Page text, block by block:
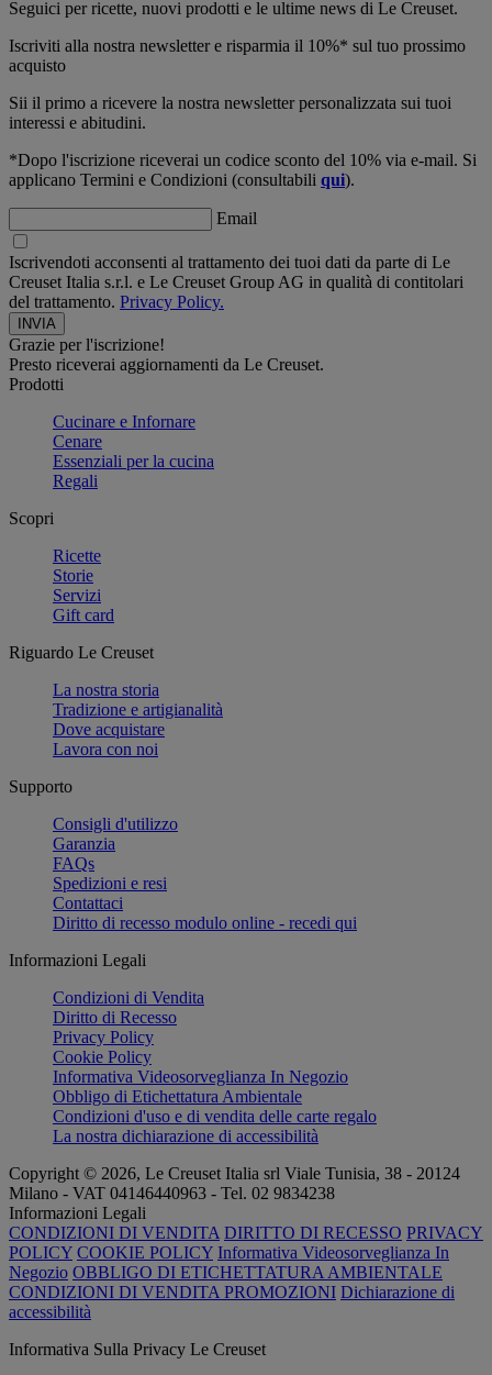
Seguici per ricette, nuovi prodotti e le ultime news di Le Creuset.
Iscriviti alla nostra newsletter e risparmia il 10%* sul tuo prossimo
acquisto
Sii il primo a ricevere la nostra newsletter personalizzata sui tuoi
interessi e abitudini.
*Dopo l'iscrizione riceverai un codice sconto del 10% via e-mail. Si
applicano Termini e Condizioni (consultabili qui).
Email
Iscrivendoti acconsenti al trattamento dei tuoi dati da parte di Le
Creuset Italia s.r.l. e Le Creuset Group AG in qualità di contitolari
del trattamento. Privacy Policy.
Grazie per l'iscrizione!
Presto riceverai aggiornamenti da Le Creuset.
Prodotti
Cucinare e Infornare
Cenare
Essenziali per la cucina
Regali
Scopri
Ricette
Storie
Servizi
Gift card
Riguardo Le Creuset
La nostra storia
Tradizione e artigianalità
Dove acquistare
Lavora con noi
Supporto
Consigli d'utilizzo
Garanzia
FAQs
Spedizioni e resi
Contattaci
Diritto di recesso modulo online - recedi qui
Informazioni Legali
Condizioni di Vendita
Diritto di Recesso
Privacy Policy
Cookie Policy
Informativa Videosorveglianza In Negozio
Obbligo di Etichettatura Ambientale
Condizioni d'uso e di vendita delle carte regalo
La nostra dichiarazione di accessibilità
Copyright © 2026, Le Creuset Italia srl ​​Viale Tunisia, 38 - 20124
Milano - VAT 04146440963 - Tel. 02 9834238
Informazioni Legali
CONDIZIONI DI VENDITA DIRITTO DI RECESSO PRIVACY
POLICY COOKIE POLICY Informativa Videosorveglianza In
Negozio OBBLIGO DI ETICHETTATURA AMBIENTALE
CONDIZIONI DI VENDITA PROMOZIONI Dichiarazione di
accessibilità
Informativa Sulla Privacy Le Creuset